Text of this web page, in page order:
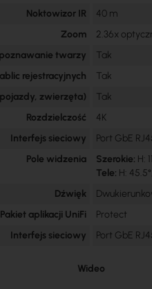
Noktowizor IR
40 m
Zoom
2.36x
twarzy
Tak
rejestracyjnych
Tak
zwierzęta)
Tak
Rozdzielczość
4K
Interfejs sieciowy
Port GbE
Pole widzenia
Szerokie: H:
Tele: H:
Dźwięk
Pakiet aplikacji UniFi
Protect
Interfejs sieciowy
Port GbE
Wideo